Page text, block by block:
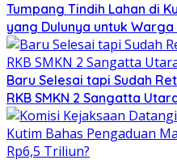
Tumpang Tindih Lahan di
yang Dulunya untuk
Baru Selesai tapi Sudah
RKB SMKN 2 Sangatta